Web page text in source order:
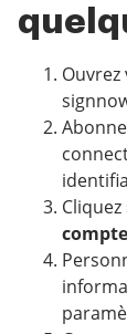
compte